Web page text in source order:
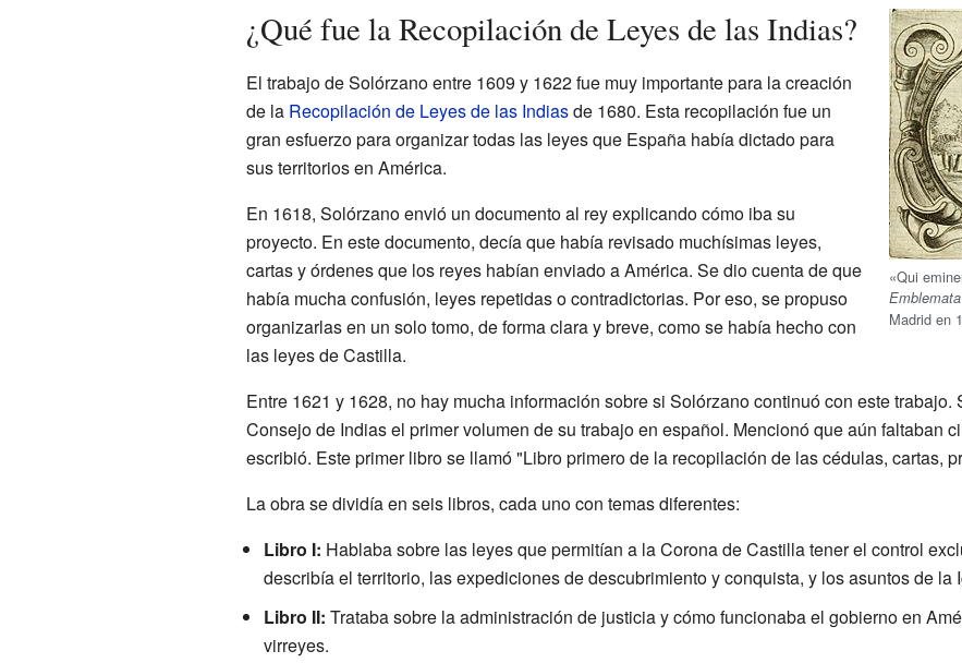
«Qui
Madrid en
¿Qué fue la Recopilación de Leyes de las Indias?
El trabajo de Solórzano entre 1609 y 1622 fue muy importante para la creación
de la Recopilación de Leyes de las Indiasde 1680. Esta recopilación fue un
gran esfuerzo para organizar todas las leyes que España había dictado para
sus territorios en América.
En 1618, Solórzano envió un documento al rey explicando cómo iba su
proyecto. En este documento, decía que había revisado muchísimas leyes,
cartas y órdenes que los reyes habían enviado a América. Se dio cuenta de que
había mucha confusión, leyes repetidas o contradictorias. Por eso, se propuso
organizarlas en un solo tomo, de forma clara y breve, como se había hecho con
las leyes de Castilla.
Entre 1621 y 1628, no hay mucha información sobre si Solórzano continuó con este
Consejo de Indias el primer volumen de su trabajo en español. Mencionó que aún faltaban
escribió. Este primer libro se llamó "Libro primero de la recopilación de las cédulas, cartas,
La obra se dividía en seis libros, cada uno con temas diferentes:
Libro I: Hablaba sobre las leyes que permitían a la Corona de Castilla tener el control
describía el territorio, las expediciones de descubrimiento y conquista, y los asuntos de la
Libro II: Trataba sobre la administración de justicia y cómo funcionaba el gobierno en
virreyes.